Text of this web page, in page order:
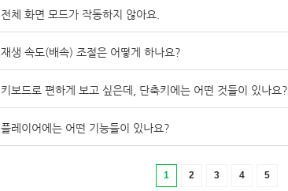
전체 화면 모드가 작동하지 않아요.
재생 속도(배속) 조절은 어떻게 하나요?
키보드로 편하게 보고 싶은데, 단축키에는 어떤 것들이 있나요?
플레이어에는 어떤 기능들이 있나요?
1 2 3 4 5